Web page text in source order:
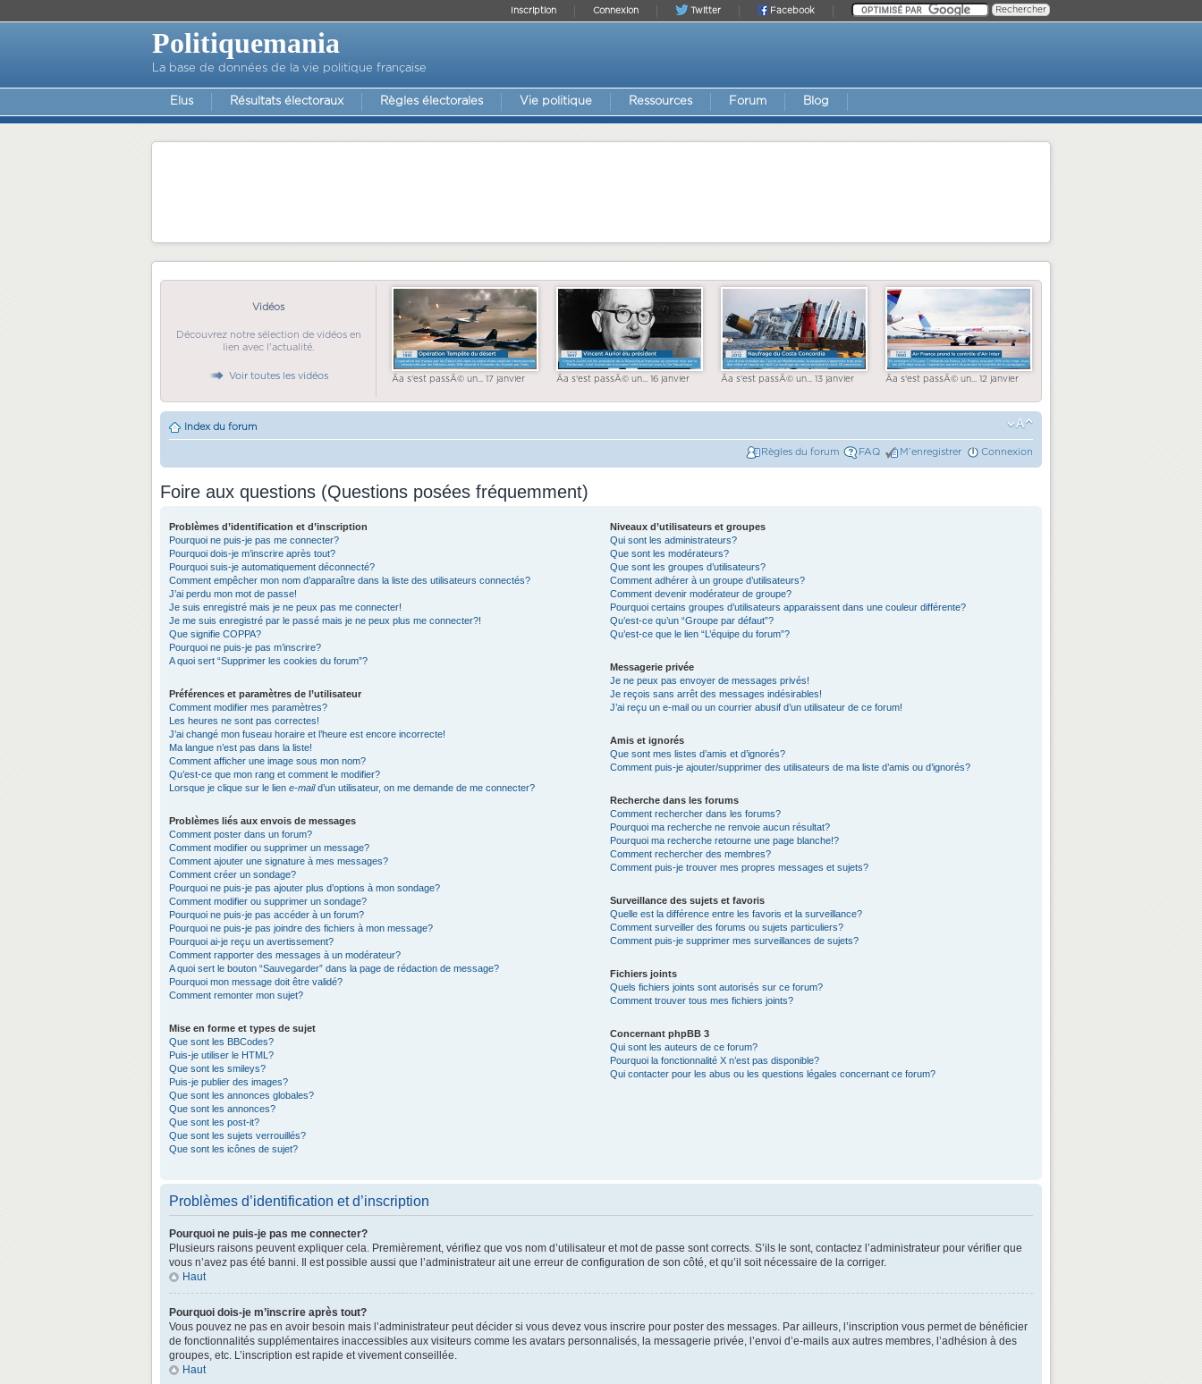
Facebook
Twitter
Connexion
Inscription
Politiquemania
La base de données de la vie politique française
Elus Résultats électoraux Règles électorales Vie politique Ressources Forum Blog
Vidéos
Découvrez notre sélection de vidéos en
lien avec l'actualité.
Voir toutes les vidéos Ãa s'est passÃ© un... 17 janvier Ãa s'est passÃ© un... 16 janvier Ãa s'est passÃ© un... 13 janvier Ãa s'est passÃ© un... 12 janvier
Index du forum
Règles du forum FAQ M’enregistrer Connexion
Foire aux questions (Questions posées fréquemment)
Problèmes d’identification et d’inscription
Pourquoi ne puis-je pas me connecter?
Pourquoi dois-je m’inscrire après tout?
Pourquoi suis-je automatiquement déconnecté?
Comment empêcher mon nom d’apparaître dans la liste des utilisateurs connectés?
J’ai perdu mon mot de passe!
Je suis enregistré mais je ne peux pas me connecter!
Je me suis enregistré par le passé mais je ne peux plus me connecter?!
Que signifie COPPA?
Pourquoi ne puis-je pas m’inscrire?
A quoi sert “Supprimer les cookies du forum”?
Préférences et paramètres de l’utilisateur
Comment modifier mes paramètres?
Les heures ne sont pas correctes!
J’ai changé mon fuseau horaire et l’heure est encore incorrecte!
Ma langue n’est pas dans la liste!
Comment afficher une image sous mon nom?
Qu’est-ce que mon rang et comment le modifier?
Lorsque je clique sur le lien e-maild’un utilisateur, on me demande de me connecter?
Problèmes liés aux envois de messages
Comment poster dans un forum?
Comment modifier ou supprimer un message?
Comment ajouter une signature à mes messages?
Comment créer un sondage?
Pourquoi ne puis-je pas ajouter plus d’options à mon sondage?
Comment modifier ou supprimer un sondage?
Pourquoi ne puis-je pas accéder à un forum?
Pourquoi ne puis-je pas joindre des fichiers à mon message?
Pourquoi ai-je reçu un avertissement?
Comment rapporter des messages à un modérateur?
A quoi sert le bouton “Sauvegarder” dans la page de rédaction de message?
Pourquoi mon message doit être validé?
Comment remonter mon sujet?
Mise en forme et types de sujet
Que sont les BBCodes?
Puis-je utiliser le HTML?
Que sont les smileys?
Puis-je publier des images?
Que sont les annonces globales?
Que sont les annonces?
Que sont les post-it?
Que sont les sujets verrouillés?
Que sont les icônes de sujet?
Niveaux d’utilisateurs et groupes
Qui sont les administrateurs?
Que sont les modérateurs?
Que sont les groupes d’utilisateurs?
Comment adhérer à un groupe d’utilisateurs?
Comment devenir modérateur de groupe?
Pourquoi certains groupes d’utilisateurs apparaissent dans une couleur différente?
Qu’est-ce qu’un “Groupe par défaut”?
Qu’est-ce que le lien “L’équipe du forum”?
Messagerie privée
Je ne peux pas envoyer de messages privés!
Je reçois sans arrêt des messages indésirables!
J’ai reçu un e-mail ou un courrier abusif d’un utilisateur de ce forum!
Amis et ignorés
Que sont mes listes d’amis et d’ignorés?
Comment puis-je ajouter/supprimer des utilisateurs de ma liste d’amis ou d’ignorés?
Recherche dans les forums
Comment rechercher dans les forums?
Pourquoi ma recherche ne renvoie aucun résultat?
Pourquoi ma recherche retourne une page blanche!?
Comment rechercher des membres?
Comment puis-je trouver mes propres messages et sujets?
Surveillance des sujets et favoris
Quelle est la différence entre les favoris et la surveillance?
Comment surveiller des forums ou sujets particuliers?
Comment puis-je supprimer mes surveillances de sujets?
Fichiers joints
Quels fichiers joints sont autorisés sur ce forum?
Comment trouver tous mes fichiers joints?
Concernant phpBB 3
Qui sont les auteurs de ce forum?
Pourquoi la fonctionnalité X n’est pas disponible?
Qui contacter pour les abus ou les questions légales concernant ce forum?
Problèmes d’identification et d’inscription
Pourquoi ne puis-je pas me connecter?
Plusieurs raisons peuvent expliquer cela. Premièrement, vérifiez que vos nom d’utilisateur et mot de passe sont corrects. S’ils le sont, contactez l’administrateur pour vérifier que
vous n’avez pas été banni. Il est possible aussi que l’administrateur ait une erreur de configuration de son côté, et qu’il soit nécessaire de la corriger.
Haut
Pourquoi dois-je m’inscrire après tout?
Vous pouvez ne pas en avoir besoin mais l’administrateur peut décider si vous devez vous inscrire pour poster des messages. Par ailleurs, l’inscription vous permet de bénéficier
de fonctionnalités supplémentaires inaccessibles aux visiteurs comme les avatars personnalisés, la messagerie privée, l’envoi d’e-mails aux autres membres, l’adhésion à des
groupes, etc. L’inscription est rapide et vivement conseillée.
Haut